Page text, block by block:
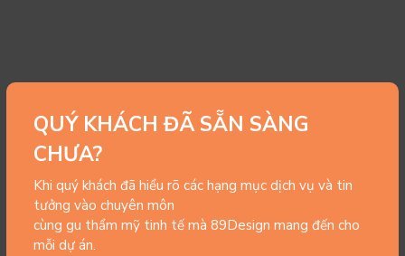
QUÝ KHÁCH ĐÃ SẴN SÀNG
CHƯA?
Khi quý khách đã hiểu rõ các hạng mục dịch vụ và tin
tưởng vào chuyên môn
cùng gu thẩm mỹ tinh tế mà 89Design mang đến cho
mỗi dự án.